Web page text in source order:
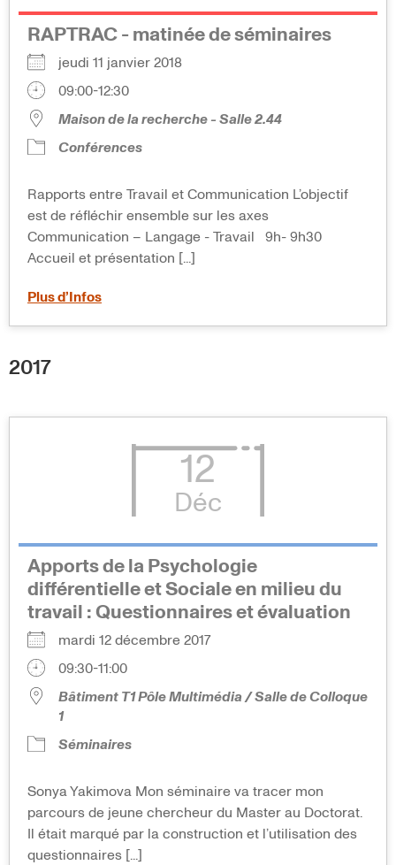
RAPTRAC - matinée de séminaires
jeudi 11 janvier 2018
09:00-12:30
Maison de la recherche - Salle 2.44
Conférences
Rapports entre Travail et Communication L’objectif
est de réfléchir ensemble sur les axes
Communication – Langage - Travail 9h- 9h30
Accueil et présentation [...]
Plus d’Infos
2017
12
Déc
Apports de la Psychologie
différentielle et Sociale en milieu du
travail : Questionnaires et évaluation
mardi 12 décembre 2017
09:30-11:00
Bâtiment T1 Pôle Multimédia / Salle de Colloque
1
Séminaires
Sonya Yakimova Mon séminaire va tracer mon
parcours de jeune chercheur du Master au Doctorat.
Il était marqué par la construction et l’utilisation des
questionnaires [...]